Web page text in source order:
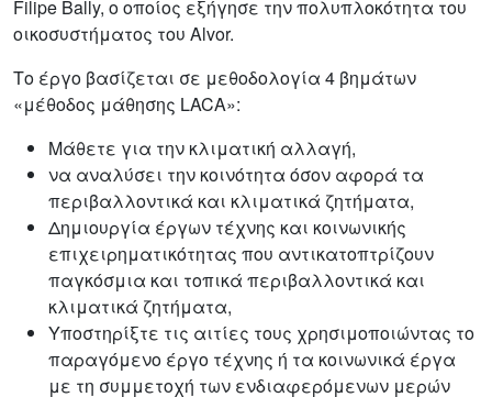
Filipe Bally, ο οποίος εξήγησε την πολυπλοκότητα του
οικοσυστήματος του Alvor.
Το έργο βασίζεται σε μεθοδολογία 4 βημάτων
«μέθοδος μάθησης LACA»:
Μάθετε για την κλιματική αλλαγή,
να αναλύσει την κοινότητα όσον αφορά τα
περιβαλλοντικά και κλιματικά ζητήματα,
Δημιουργία έργων τέχνης και κοινωνικής
επιχειρηματικότητας που αντικατοπτρίζουν
παγκόσμια και τοπικά περιβαλλοντικά και
κλιματικά ζητήματα,
Υποστηρίξτε τις αιτίες τους χρησιμοποιώντας το
παραγόμενο έργο τέχνης ή τα κοινωνικά έργα
με τη συμμετοχή των ενδιαφερόμενων μερών